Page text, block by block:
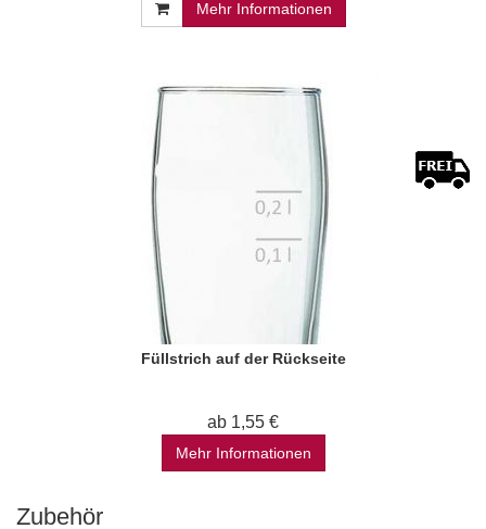
Mehr Informationen
Füllstrich auf der Rückseite
ab 1,55 €
Mehr Informationen
Zubehör